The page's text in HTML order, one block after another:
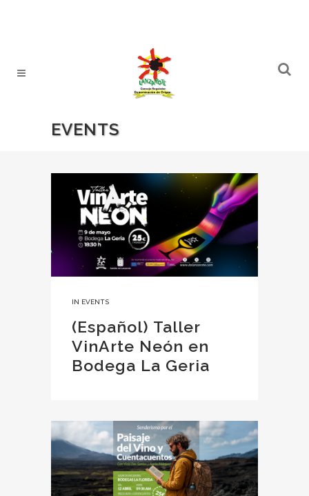
EVENTS
IN EVENTS
(Español) Taller
VinArte Neón en
Bodega La Geria